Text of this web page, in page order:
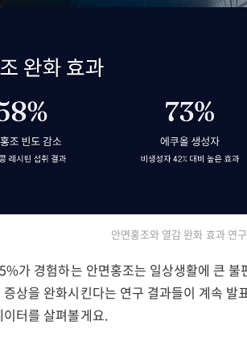
안면홍조와 열감 완화 효과 연
가 경험하는 안면홍조는 일상생활에 큰
상을 완화시킨다는 연구 결과들이 계속 발
터를 살펴볼게요.